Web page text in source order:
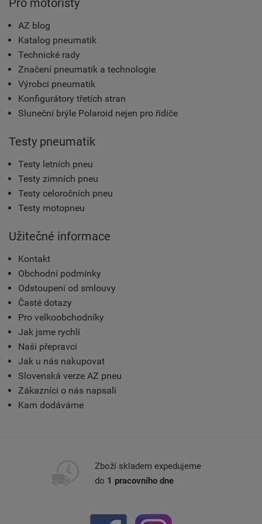
Pro motoristy
AZ blog
Katalog pneumatik
Technické rady
Značení pneumatik a technologie
Výrobci pneumatik
Konfigurátory třetích stran
Sluneční brýle Polaroid nejen pro řidiče
Testy pneumatik
Testy letních pneu
Testy zimních pneu
Testy celoročních pneu
Testy motopneu
Užitečné informace
Kontakt
Obchodní podmínky
Odstoupení od smlouvy
Časté dotazy
Pro velkoobchodníky
Jak jsme rychlí
Naši přepravci
Jak u nás nakupovat
Slovenská verze AZ pneu
Zákazníci o nás napsali
Kam dodáváme
Zboží skladem expedujeme
do 1 pracovního dne